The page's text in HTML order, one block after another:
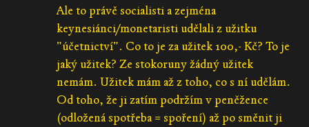
Ale to právě socialisti a zejména
keynesiánci/monetaristi udělali z užitku
"účetnictví". Co to je za užitek 100,- Kč? To je
jaký užitek? Ze stokoruny žádný užitek
nemám. Užitek mám až z toho, co s ní udělám.
Od toho, že ji zatím podržím v peněžence
(odložená spotřeba = spoření) až po směnit ji